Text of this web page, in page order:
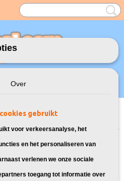
UW WINKELWAGEN
41 Inkt cartridges voor Canon
voor Canon
Over
gebruikt
voor verkeersanalyse, het
en het personaliseren van
verlenen we onze sociale
toegang tot informatie over